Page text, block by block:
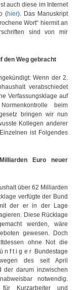
auch diese im Internet
(hier). Das Manuskript
Wort“ hiermit an
sind von mir
den Weg gebracht
Wenn der 2.
verabschiedet
Verfassungsklage auf
beim
bringen wir nun
Kollegen anderer
ist Folgendes
Euro neuer
über 62 Milliarden
verfügte der Bund
der er in der Lage
Diese Rücklage
werden, wäre
gewesen. Doch
ohne Not die
n f t i g e r Bundestage
des seit April
der darum inzwischen
notwendig.
für Kurzarbeiter und